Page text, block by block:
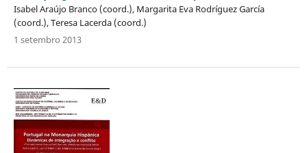
Isabel Araújo Branco (coord.), Margarita Eva Rodríguez García
(coord.), Teresa Lacerda (coord.)
1 setembro 2013